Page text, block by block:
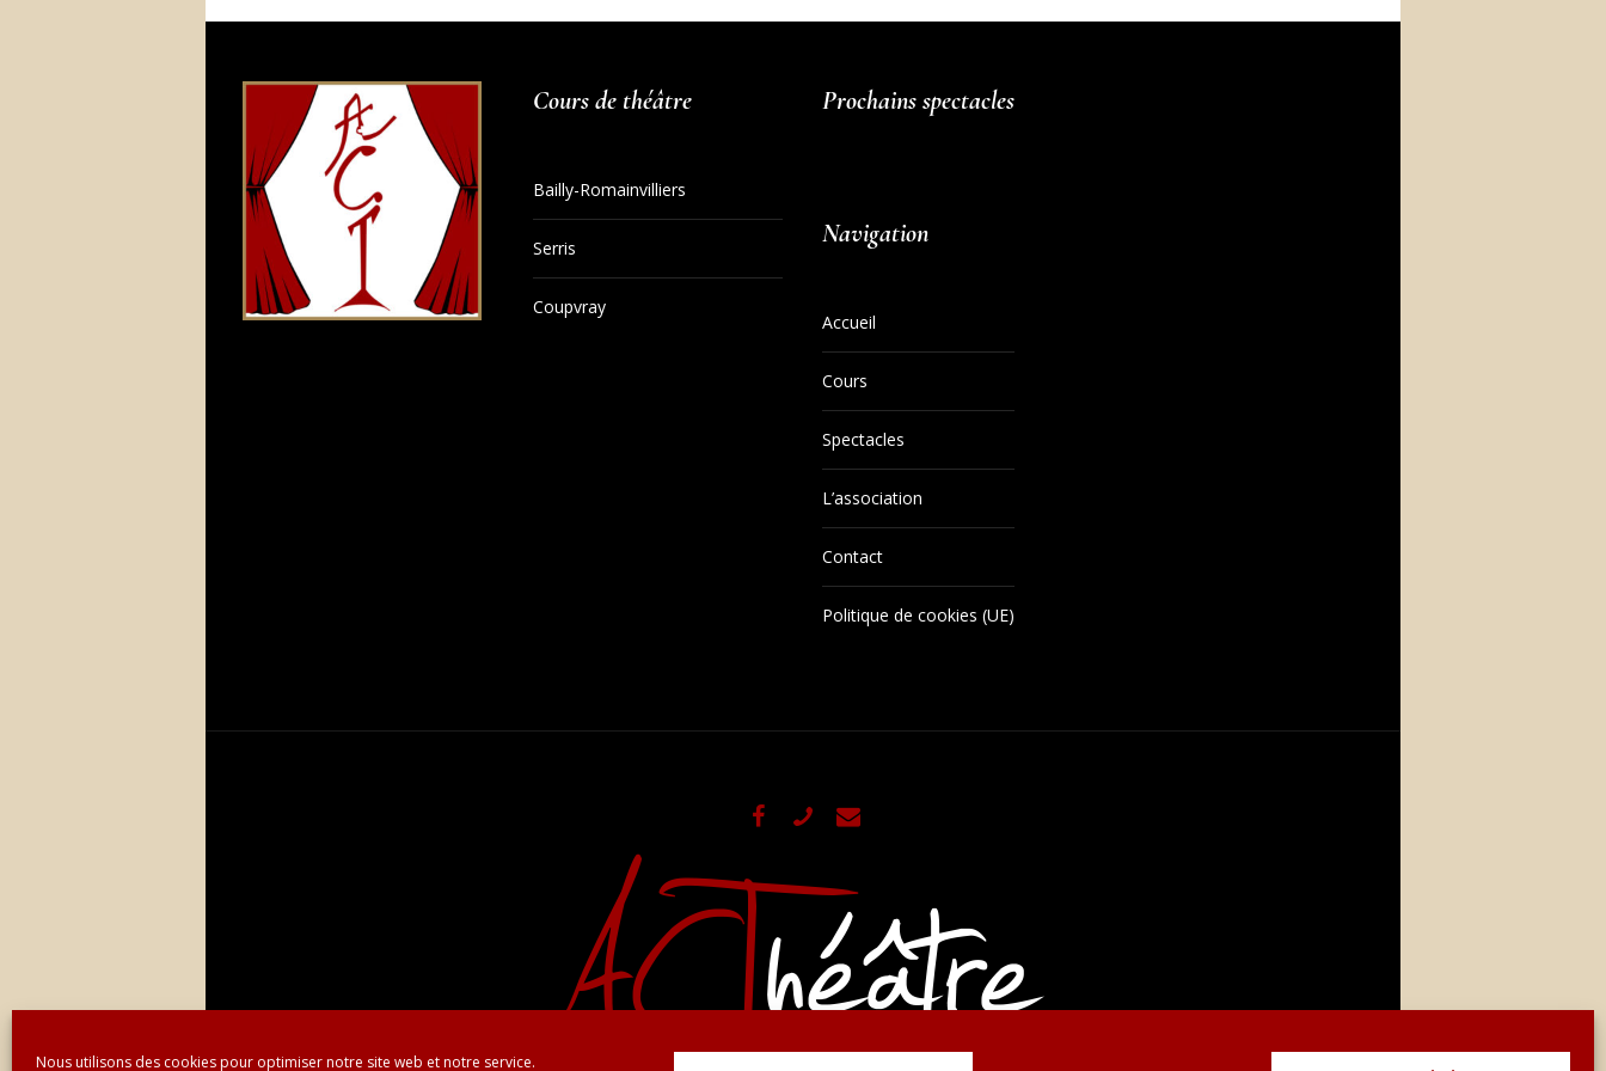
Nous utilisons des cookies pour optimiser notre site web et notre service.
Cours de théâtre
Bailly-Romainvilliers
Serris
Coupvray
Prochains spectacles
Navigation
Accueil
Cours
Spectacles
L’association
Contact
Politique de cookies (UE)